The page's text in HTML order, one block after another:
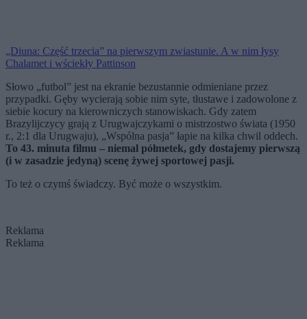
„Diuna: Część trzecia” na pierwszym zwiastunie. A w nim łysy
Chalamet i wściekły Pattinson
Słowo „futbol” jest na ekranie bezustannie odmieniane przez
przypadki. Gęby wycierają sobie nim syte, tłustawe i zadowolone z
siebie kocury na kierowniczych stanowiskach. Gdy zatem
Brazylijczycy grają z Urugwajczykami o mistrzostwo świata (1950
r., 2:1 dla Urugwaju), „Wspólna pasja” łapie na kilka chwil oddech.
To 43. minuta filmu – niemal półmetek, gdy dostajemy pierwszą
(i w zasadzie jedyną) scenę żywej sportowej pasji.
To też o czymś świadczy. Być może o wszystkim.
Reklama
Reklama